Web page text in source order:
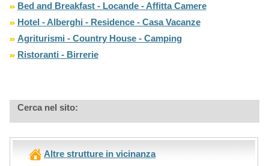
Bed and Breakfast - Locande - Affitta Camere
Hotel - Alberghi - Residence - Casa Vacanze
Agriturismi - Country House - Camping
Ristoranti - Birrerie
Cerca nel sito:
Altre strutture in vicinanza